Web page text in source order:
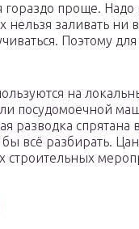
проще.
заливать ни
Поэтому
на
посудомоечной
разводка
всё разбирать.
строительных